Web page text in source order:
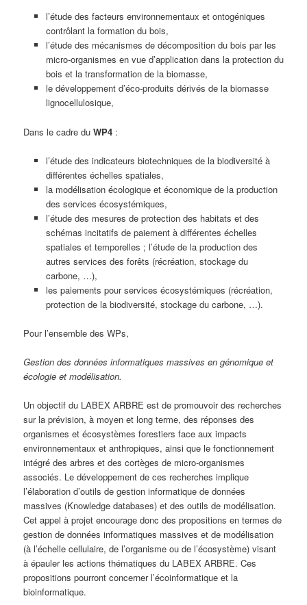
l’étude des facteurs environnementaux et ontogéniques
contrôlant la formation du bois,
l’étude des mécanismes de décomposition du bois par les
micro-organismes en vue d’application dans la protection du
bois et la transformation de la biomasse,
le développement d’éco-produits dérivés de la biomasse
lignocellulosique,
Dans le cadre duWP4 :
l’étude des indicateurs biotechniques de la biodiversité à
différentes échelles spatiales,
la modélisation écologique et économique de la production
des services écosystémiques,
l’étude des mesures de protection des habitats et des
schémas incitatifs de paiement à différentes échelles
spatiales et temporelles ; l’étude de la production des
autres services des forêts (récréation, stockage du
carbone, …),
les paiements pour services écosystémiques (récréation,
protection de la biodiversité, stockage du carbone, …).
Pour l’ensemble des WPs,
Gestion des données informatiques massives en génomique et
écologie et modélisation.
Un objectif du LABEX ARBRE est de promouvoir des recherches
sur la prévision, à moyen et long terme, des réponses des
organismes et écosystèmes forestiers face aux impacts
environnementaux et anthropiques, ainsi que le fonctionnement
intégré des arbres et des cortèges de micro-organismes
associés. Le développement de ces recherches implique
l’élaboration d’outils de gestion informatique de données
massives (Knowledge databases) et des outils de modélisation.
Cet appel à projet encourage donc des propositions en termes de
gestion de données informatiques massives et de modélisation
(à l’échelle cellulaire, de l’organisme ou de l’écosystème) visant
à épauler les actions thématiques du LABEX ARBRE. Ces
propositions pourront concerner l’écoinformatique et la
bioinformatique.